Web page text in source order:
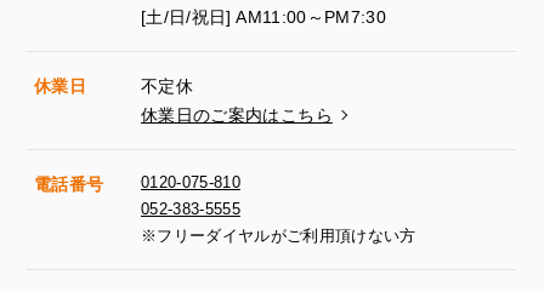
[土/日/祝日] AM11:00～PM7:30
休業日
不定休
休業日のご案内はこちら
電話番号
0120-075-810
052-383-5555
※フリーダイヤルがご利用頂けない方